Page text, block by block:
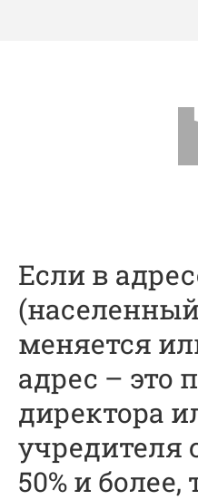
Если в
меняется
адрес – это
директора
учредителя
50% и более,